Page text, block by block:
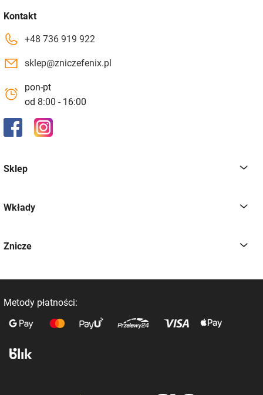
Kontakt
+48 736 919 922
sklep@zniczefenix.pl
pon-pt
od 8:00 - 16:00
Sklep
Wkłady
Znicze
Metody płatności: